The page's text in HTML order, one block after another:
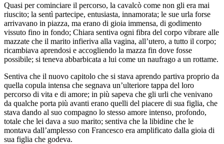
Quasi per cominciare il percorso, la cavalcò come non gli era mai
riuscito; la sentì partecipe, entusiasta, innamorata; le sue urla forse
arrivavano in piazza, ma erano di gioia immensa, di godimento
vissuto fino in fondo; Chiara sentiva ogni fibra del corpo vibrare alle
mazzate che il marito infieriva alla vagina, all’utero, a tutto il corpo;
ricambiava aprendosi e accogliendo la mazza fin dove fosse
possibile; si teneva abbarbicata a lui come un naufrago a un rottame.
Sentiva che il nuovo capitolo che si stava aprendo partiva proprio da
quella copula intensa che segnava un’ulteriore tappa del loro
percorso di vita e di amore; in più sapeva che gli urli che venivano
da qualche porta più avanti erano quelli del piacere di sua figlia, che
stava dando al suo compagno lo stesso amore intenso, profondo,
totale che lei dava a suo marito; sentiva che la libidine che le
montava dall’amplesso con Francesco era amplificato dalla gioia di
sua figlia che godeva.